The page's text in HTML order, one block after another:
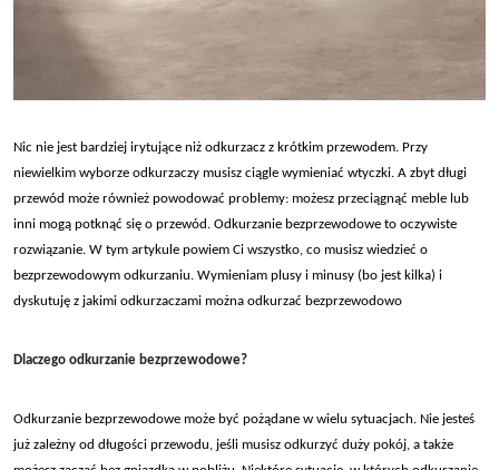
Nic nie jest bardziej irytujące niż odkurzacz z krótkim przewodem. Przy
niewielkim wyborze odkurzaczy musisz ciągle wymieniać wtyczki. A zbyt długi
przewód może również powodować problemy: możesz przeciągnąć meble lub
inni mogą potknąć się o przewód. Odkurzanie bezprzewodowe to oczywiste
rozwiązanie. W tym artykule powiem Ci wszystko, co musisz wiedzieć o
bezprzewodowym odkurzaniu. Wymieniam plusy i minusy (bo jest kilka) i
dyskutuję z jakimi odkurzaczami można odkurzać bezprzewodowo
Dlaczego odkurzanie bezprzewodowe?
Odkurzanie bezprzewodowe może być pożądane w wielu sytuacjach. Nie jesteś
już zależny od długości przewodu, jeśli musisz odkurzyć duży pokój, a także